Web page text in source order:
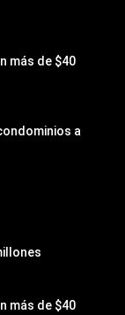
más de $40
a
más de $40